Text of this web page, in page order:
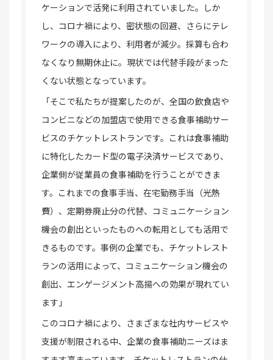
ケーションで活発に利用されていました。しか
し、コロナ禍により、密状態の回避、さらにテレ
ワークの導入により、利用者が減少。採算も合わ
なくなり無期休止に。現状では代替手段がまった
くない状態となっています。
「そこで私たちが提案したのが、全国の飲食店や
コンビニなどの加盟店で使用できる食事補助サー
ビスのチケットレストランです。これは食事補助
に特化したカード型の電子決済サービスであり、
企業側が従業員の食事補助を行うことができま
す。これまでの食事手当、在宅勤務手当（光熱
費）、定期券廃止分の代替、コミュニケーション
機会の創出といったものへの転用としても活用で
きるものです。事例の企業でも、チケットレスト
ランの活用によって、コミュニケーション機会の
創出、エンゲージメント高揚への効果が現れてい
ます」
このコロナ禍により、さまざまな社内サービスや
支援が制限される中、企業の食事補助ニーズはま